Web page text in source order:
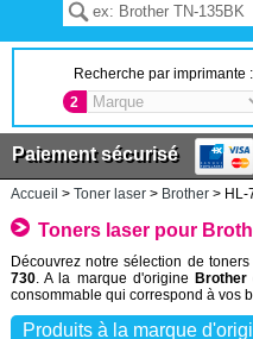
Recherche par imprimante :
2
Paiement sécurisé
Accueil > Toner laser> Brother> HL-
Toners laser pour
Découvrez notre sélection de
730. A la marque d'origine Brother
consommable qui correspond à vos
Produits à la marque